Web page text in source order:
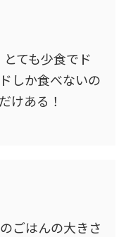
ても少食でド
しか食べないの
けある！
ごはんの大きさ